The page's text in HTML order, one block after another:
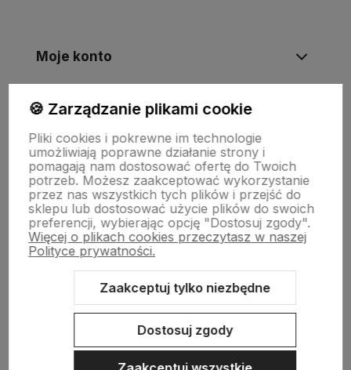
Moje konto
Informacje
Płatności i zwroty
Wsparcie
🍪 Zarządzanie plikami cookie
Pliki cookies i pokrewne im technologie
umożliwiają poprawne działanie strony i
pomagają nam dostosować ofertę do Twoich
potrzeb. Możesz zaakceptować wykorzystanie
przez nas wszystkich tych plików i przejść do
sklepu lub dostosować użycie plików do swoich
preferencji, wybierając opcję "Dostosuj zgody".
Więcej o plikach cookies przeczytasz w naszej
Polityce prywatności.
Zaakceptuj tylko niezbędne
Dostosuj zgody